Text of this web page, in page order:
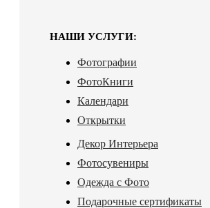
НАШИ УСЛУГИ:
Фотографии
ФотоКниги
Календари
Открытки
Декор Интерьера
Фотосувениры
Одежда с Фото
Подарочные сертификаты